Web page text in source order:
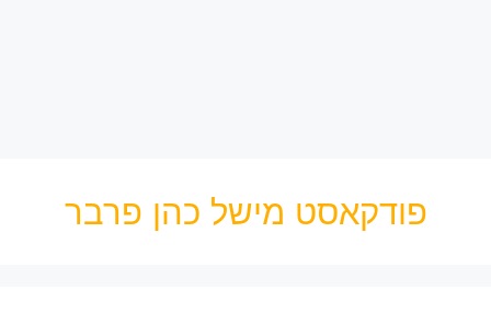
פודקאסט מישל כהן פרבר